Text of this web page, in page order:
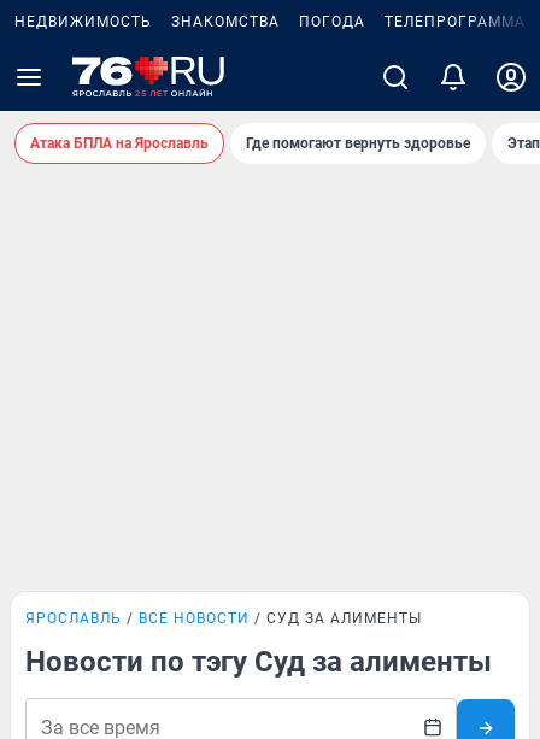
НЕДВИЖИМОСТЬ ЗНАКОМСТВА ПОГОДА ТЕЛЕПРОГРАММА
Атака БПЛА на Ярославль Где помогают вернуть здоровье
ЯРОСЛАВЛЬ ВСЕ НОВОСТИ СУД ЗА АЛИМЕНТЫ
Новости по тэгу Суд за алименты